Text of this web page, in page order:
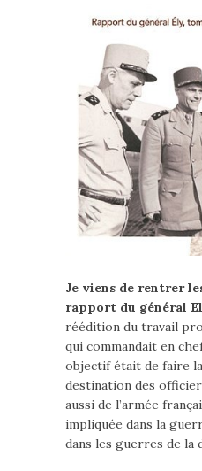
Je viens de rentrer
rapport du général
réédition du travail
qui commandait en
objectif était de faire
destination des
aussi de l’armée
impliquée dans la
dans les guerres de la